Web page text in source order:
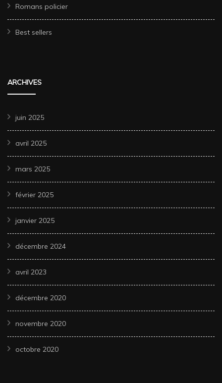
Romans policier
Best sellers
ARCHIVES
juin 2025
avril 2025
mars 2025
février 2025
janvier 2025
décembre 2024
avril 2023
décembre 2020
novembre 2020
octobre 2020